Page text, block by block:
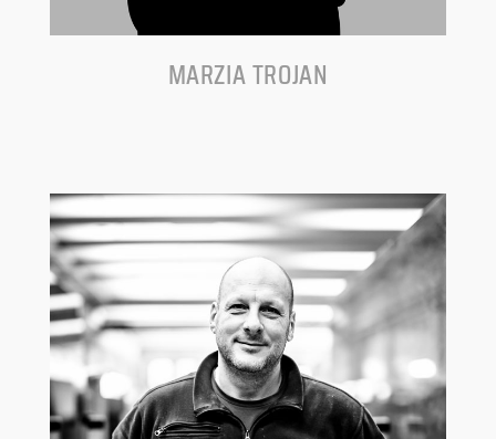
MARZIA TROJAN